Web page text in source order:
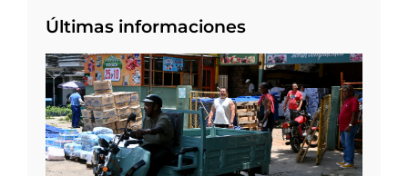
Últimas informaciones